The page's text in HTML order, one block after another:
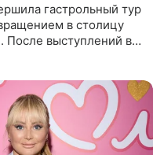
гастрольный тур
в столицу
После выступлений в